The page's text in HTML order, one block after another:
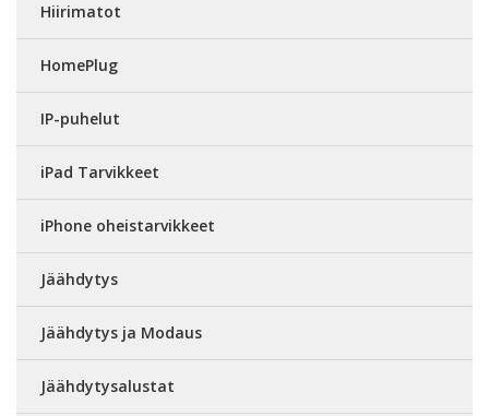
Hiirimatot
HomePlug
IP-puhelut
iPad Tarvikkeet
iPhone oheistarvikkeet
Jäähdytys
Jäähdytys ja Modaus
Jäähdytysalustat